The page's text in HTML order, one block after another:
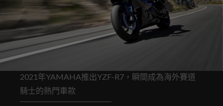
2021年YAMAHA推出YZF-R7，瞬間成為海外賽道
騎士的熱門車款